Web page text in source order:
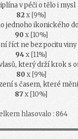
v péči o tělo i mysl
82x [9%]
jednoho ikonického
90 x [10%]
říct ne bez pocitu viny
94x [11%]
který drží krok s
80 x [9%]
s časem, které
87x [10%]
hlasovalo : 864